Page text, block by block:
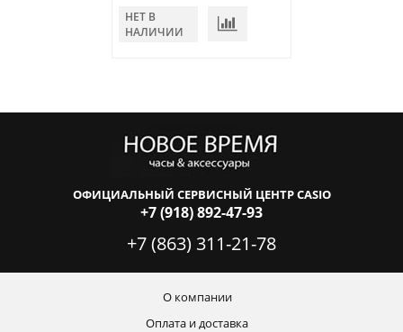
НЕТ В
НАЛИЧИИ
ОФИЦИАЛЬНЫЙ СЕРВИСНЫЙ ЦЕНТР CASIO
+7 (918) 892-47-93
+7 (863) 311-21-78
О компании
Оплата и доставка